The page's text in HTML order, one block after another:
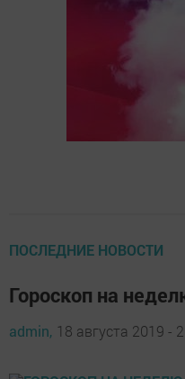
ПОСЛЕДНИЕ НОВОСТИ
Гороскоп на
admin, 18 августа 2019 -